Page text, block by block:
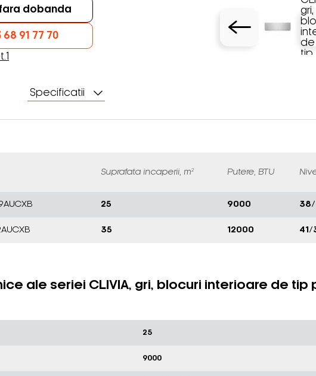
fara dobanda
68 91 77 70
Specificatii
Suprafata incaperii, m² Putere, BTU
25 9000 38/
35 12000 41/
ale seriei CLIVIA, gri, blocuri interioare de tip
25
9000